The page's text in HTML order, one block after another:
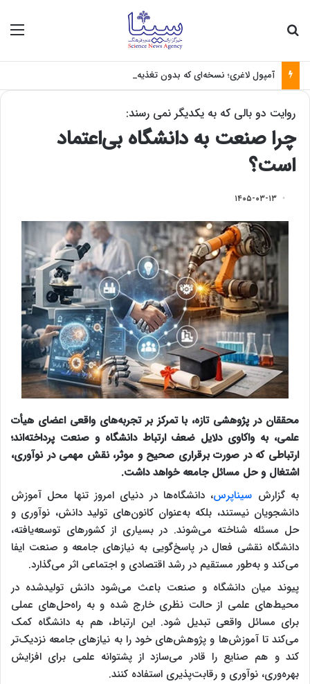
آمپول لاغری؛ نسخه‌ای که بدون تغذیه خطرناک می‌شود
روایت دو بالی که به یکدیگر نمی رسند:
چرا صنعت به دانشگاه بی‌اعتماد
است؟
۱۴۰۵-۰۳-۱۳
محققان در پژوهشی تازه، با تمرکز بر تجربه‌های واقعی اعضای هیأت
علمی، به واکاوی دلایل ضعف ارتباط دانشگاه و صنعت پرداخته‌اند؛
ارتباطی که در صورت برقراری صحیح و موثر، نقش مهمی در نوآوری،
اشتغال و حل مسائل جامعه خواهد داشت.
به گزارش سیناپرس، دانشگاه‌ها در دنیای امروز تنها محل آموزش
دانشجویان نیستند، بلکه به‌عنوان کانون‌های تولید دانش، نوآوری و
حل مسئله شناخته می‌شوند. در بسیاری از کشورهای توسعه‌یافته،
دانشگاه نقشی فعال در پاسخ‌گویی به نیازهای جامعه و صنعت ایفا
می‌کند و به‌طور مستقیم در رشد اقتصادی و اجتماعی اثر می‌گذارد.
پیوند میان دانشگاه و صنعت باعث می‌شود دانش تولیدشده در
محیط‌های علمی از حالت نظری خارج شده و به راه‌حل‌های عملی
برای مسائل واقعی تبدیل شود. این ارتباط، هم به دانشگاه کمک
می‌کند تا آموزش‌ها و پژوهش‌های خود را به نیازهای جامعه نزدیک‌تر
کند و هم صنایع را قادر می‌سازد از پشتوانه علمی برای افزایش
بهره‌وری، نوآوری و رقابت‌پذیری استفاده کنند.